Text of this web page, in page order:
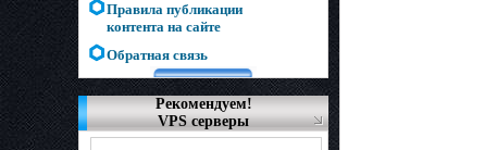
Правила публикации
контента на сайте
Обратная связь
Рекомендуем!
VPS серверы